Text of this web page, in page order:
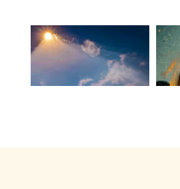
lapetitevoixlepodcast
Juin 25